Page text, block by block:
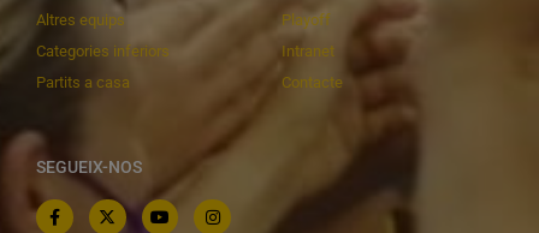
Altres equips
Categories inferiors
Partits a casa
Playoff
Intranet
Contacte
SEGUEIX-NOS